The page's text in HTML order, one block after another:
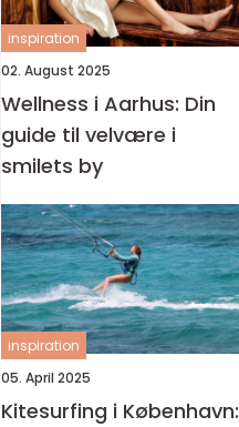
inspiration
02. August 2025
Wellness i Aarhus: Din
guide til velvære i
smilets by
inspiration
05. April 2025
Kitesurfing i København: